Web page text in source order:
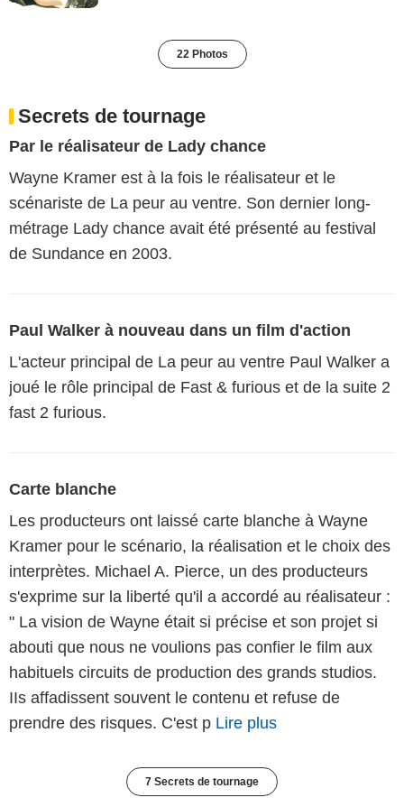
22 Photos
Secrets de tournage
Par le réalisateur de Lady chance
Wayne Kramer est à la fois le réalisateur et le
scénariste de La peur au ventre. Son dernier long-
métrage Lady chance avait été présenté au festival
de Sundance en 2003.
Paul Walker à nouveau dans un film d'action
L'acteur principal de La peur au ventre Paul Walker a
joué le rôle principal de Fast & furious et de la suite 2
fast 2 furious.
Carte blanche
Les producteurs ont laissé carte blanche à Wayne
Kramer pour le scénario, la réalisation et le choix des
interprètes. Michael A. Pierce, un des producteurs
s'exprime sur la liberté qu'il a accordé au réalisateur :
" La vision de Wayne était si précise et son projet si
abouti que nous ne voulions pas confier le film aux
habituels circuits de production des grands studios.
IIs affadissent souvent le contenu et refuse de
prendre des risques. C'est p Lire plus
7 Secrets de tournage